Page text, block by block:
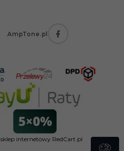
AmpTone.pl
sklep internetowy RedCart.pl